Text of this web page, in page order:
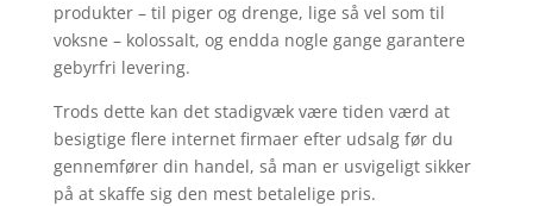
produkter – til piger og drenge, lige så vel som til
voksne – kolossalt, og endda nogle gange garantere
gebyrfri levering.
Trods dette kan det stadigvæk være tiden værd at
besigtige flere internet firmaer efter udsalg før du
gennemfører din handel, så man er usvigeligt sikker
på at skaffe sig den mest betalelige pris.